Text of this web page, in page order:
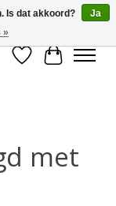
Verlanglijst
met
Is dat akkoord?
Ja
»